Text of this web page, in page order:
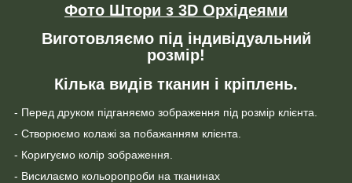
Фото Штори з 3D Орхідеями
Виготовляємо під індивідуальний
розмір!
Кілька видів тканин і кріплень.
- Перед друком підганяємо зображення під розмір клієнта.
- Створюємо колажі за побажанням клієнта.
- Коригуємо колір зображення.
- Висилаємо кольоропроби на тканинах